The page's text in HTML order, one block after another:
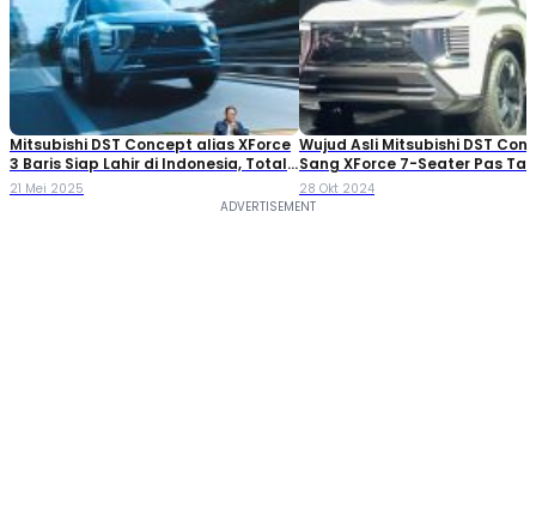
Mitsubishi DST Concept alias XForce
3 Baris Siap Lahir di Indonesia, Total
4 varian?
21 Mei 2025
Wujud Asli Mitsubishi DST
Sang XForce 7-Seater Pas
Santa Fe Baru?
28 Okt 2024